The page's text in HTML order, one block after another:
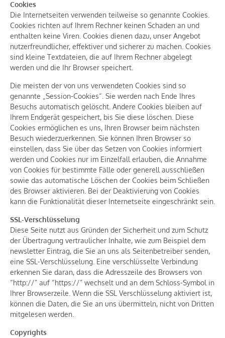
Cookies
Die Internetseiten verwenden teilweise so genannte Cookies.
Cookies richten auf Ihrem Rechner keinen Schaden an und
enthalten keine Viren. Cookies dienen dazu, unser Angebot
nutzerfreundlicher, effektiver und sicherer zu machen. Cookies
sind kleine Textdateien, die auf Ihrem Rechner abgelegt
werden und die Ihr Browser speichert.
Die meisten der von uns verwendeten Cookies sind so
genannte „Session-Cookies“. Sie werden nach Ende Ihres
Besuchs automatisch gelöscht. Andere Cookies bleiben auf
Ihrem Endgerät gespeichert, bis Sie diese löschen. Diese
Cookies ermöglichen es uns, Ihren Browser beim nächsten
Besuch wiederzuerkennen. Sie können Ihren Browser so
einstellen, dass Sie über das Setzen von Cookies informiert
werden und Cookies nur im Einzelfall erlauben, die Annahme
von Cookies für bestimmte Fälle oder generell ausschließen
sowie das automatische Löschen der Cookies beim Schließen
des Browser aktivieren. Bei der Deaktivierung von Cookies
kann die Funktionalität dieser Internetseite eingeschränkt sein.
SSL-Verschlüsselung
Diese Seite nutzt aus Gründen der Sicherheit und zum Schutz
der Übertragung vertraulicher Inhalte, wie zum Beispiel dem
newsletter Eintrag, die Sie an uns als Seitenbetreiber senden,
eine SSL-Verschlüsselung. Eine verschlüsselte Verbindung
erkennen Sie daran, dass die Adresszeile des Browsers von
“http://” auf “https://” wechselt und an dem Schloss-Symbol in
Ihrer Browserzeile. Wenn die SSL Verschlüsselung aktiviert ist,
können die Daten, die Sie an uns übermitteln, nicht von Dritten
mitgelesen werden.
Copyrights